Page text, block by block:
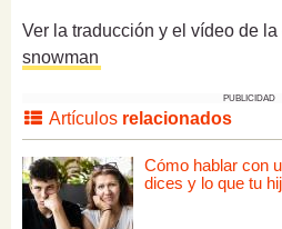
Ver la traducción y el vídeo de la
snowman
PUBLICIDAD
Artículos relacionados
Cómo hablar con
dices y lo que tu